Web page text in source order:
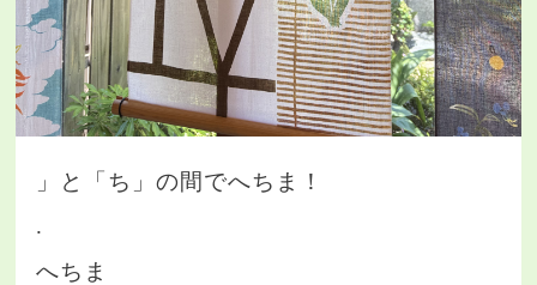
」と「ち」の間でへちま！
.
へちま